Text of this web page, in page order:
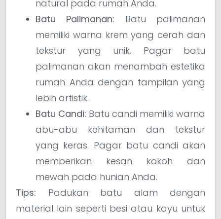
natural pada rumah Anda.
Batu Palimanan: Batu palimanan
memiliki warna krem yang cerah dan
tekstur yang unik. Pagar batu
palimanan akan menambah estetika
rumah Anda dengan tampilan yang
lebih artistik.
Batu Candi: Batu candi memiliki warna
abu-abu kehitaman dan tekstur
yang keras. Pagar batu candi akan
memberikan kesan kokoh dan
mewah pada hunian Anda.
Tips: Padukan batu alam dengan
material lain seperti besi atau kayu untuk